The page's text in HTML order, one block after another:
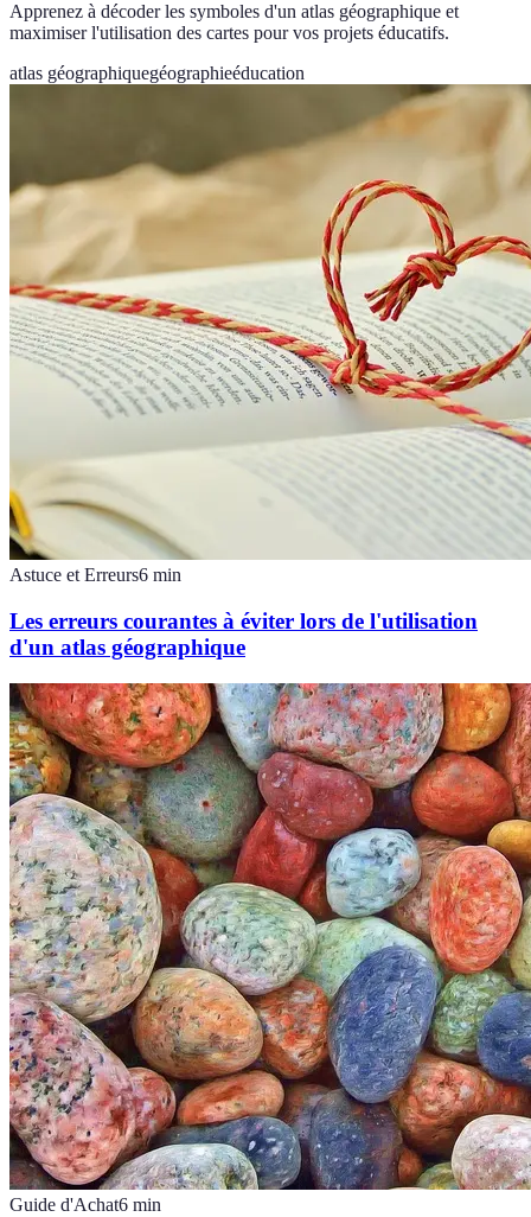
Apprenez à décoder les symboles d'un atlas géographique et
maximiser l'utilisation des cartes pour vos projets éducatifs.
atlas géographiquegéographieéducation
Astuce et Erreurs6 min
Les erreurs courantes à éviter lors de l'utilisation
d'un atlas géographique
Guide d'Achat6 min